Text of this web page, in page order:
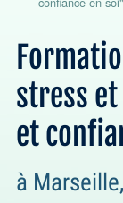
stress
et
à